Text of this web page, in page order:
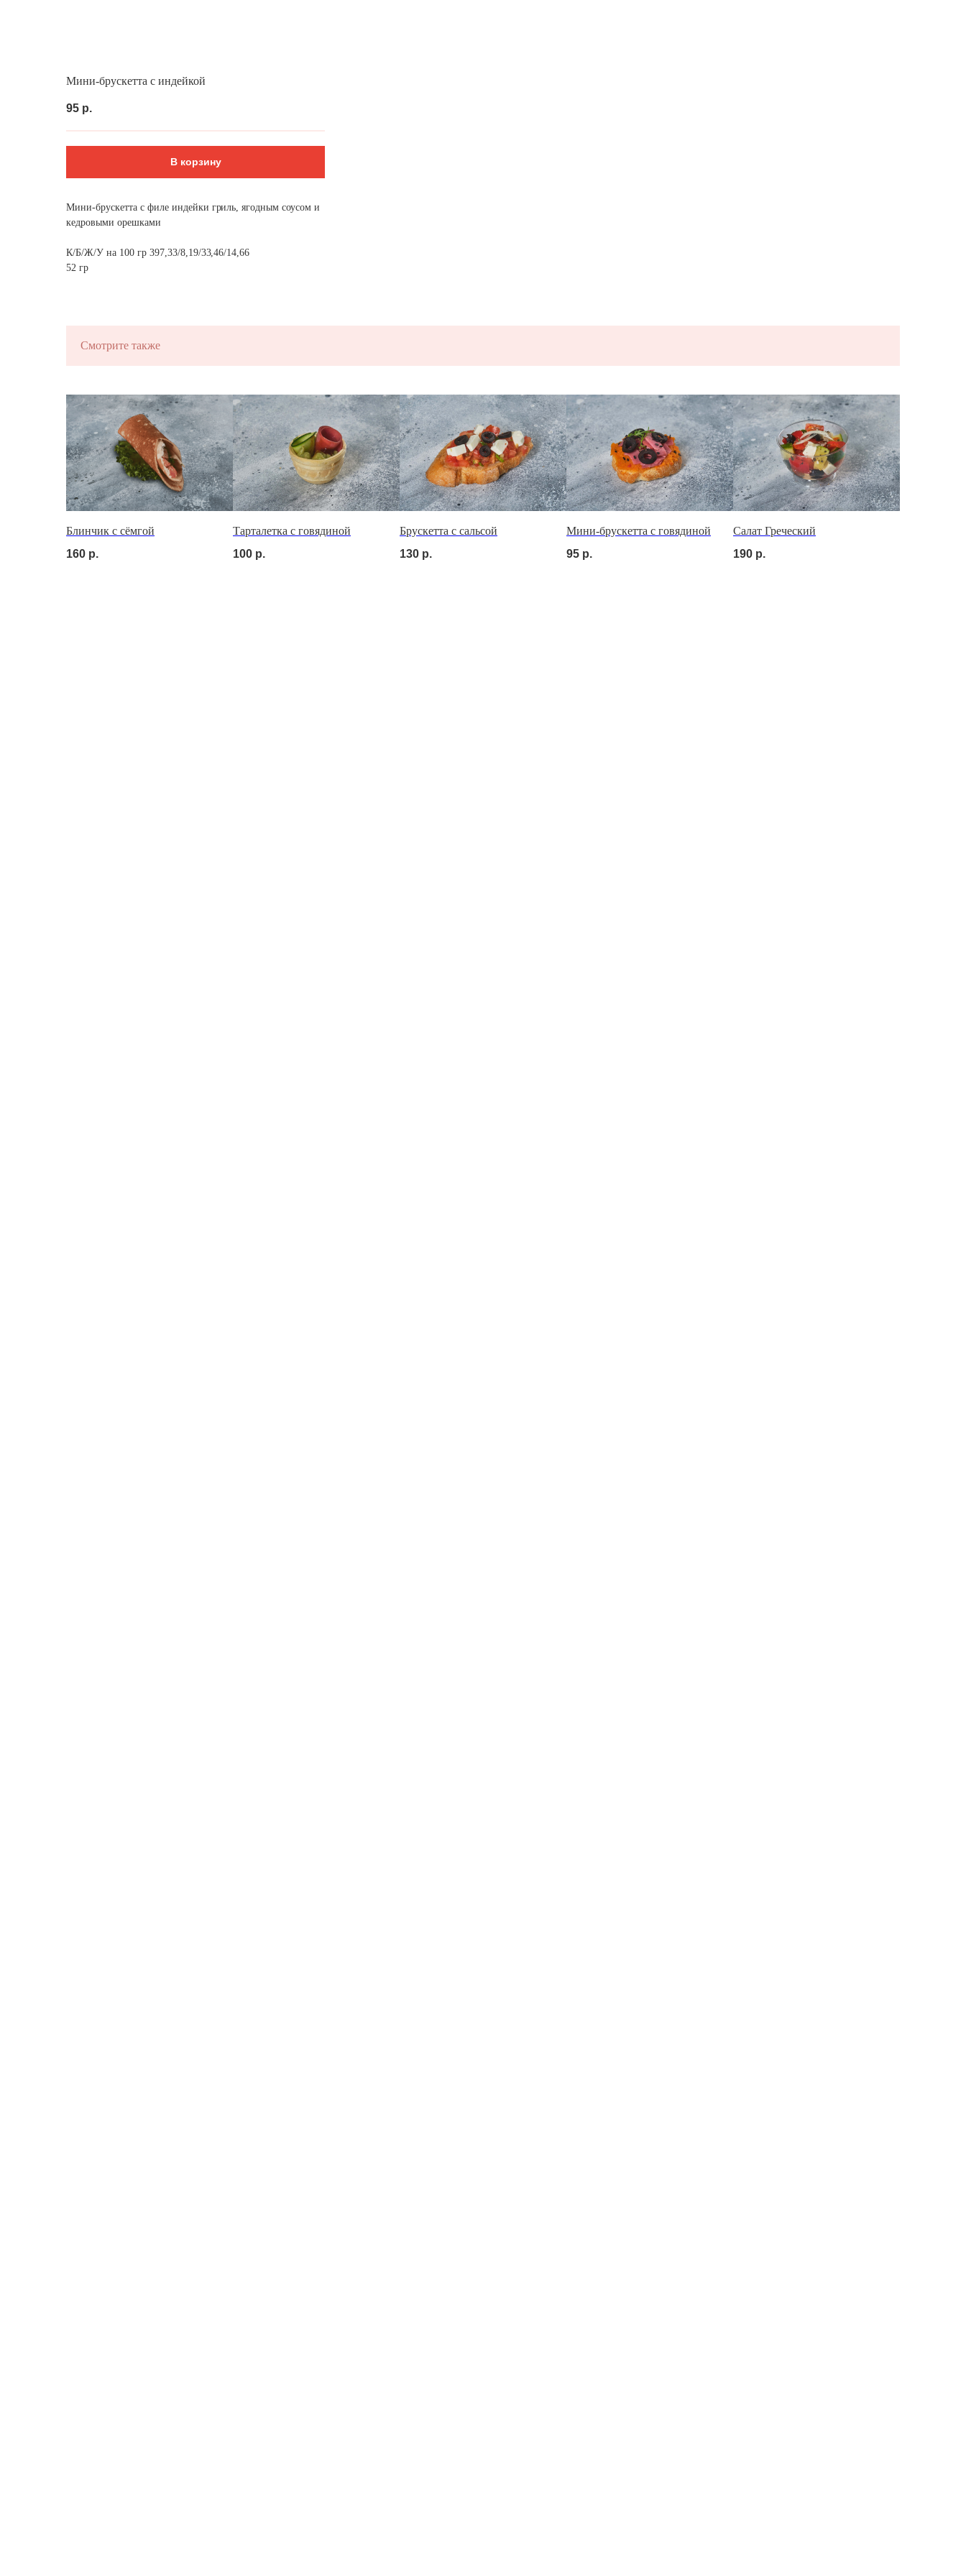
ЗАКУСКИ
С ХАРАКТЕРОМ
на ваше мероприятие за 24 часа
Мини-брускетта с индейкой
95 р.
В корзину
Мини-брускетта с филе индейки гриль, ягодным соусом и
кедровыми орешками
К/Б/Ж/У на 100 гр 397,33/8,19/33,46/14,66
52 гр
Смотрите также
Блинчик с сёмгой
160 р.
Тарталетка с говядиной
100 р.
Брускетта с сальсой
130 р.
Мини-брускетта с говядиной
95 р.
Салат Греческий
190 р.